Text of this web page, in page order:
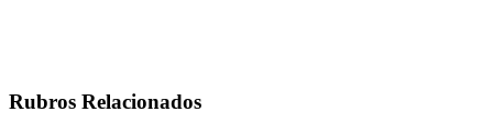
Rubros Relacionados